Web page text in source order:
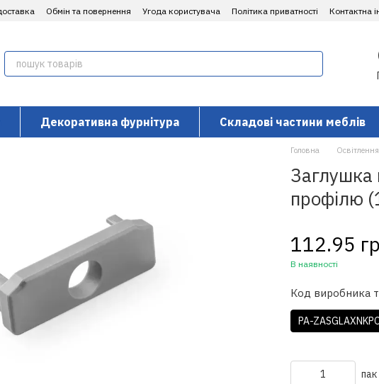
Обмін та повернення Угода користувача Політика приватності Контактна
Декоративна фурнітура Складові частини меблів
Головна Освітлення
Заглушка
профілю
112.95
В наявності
Код виробника
PA-
пак